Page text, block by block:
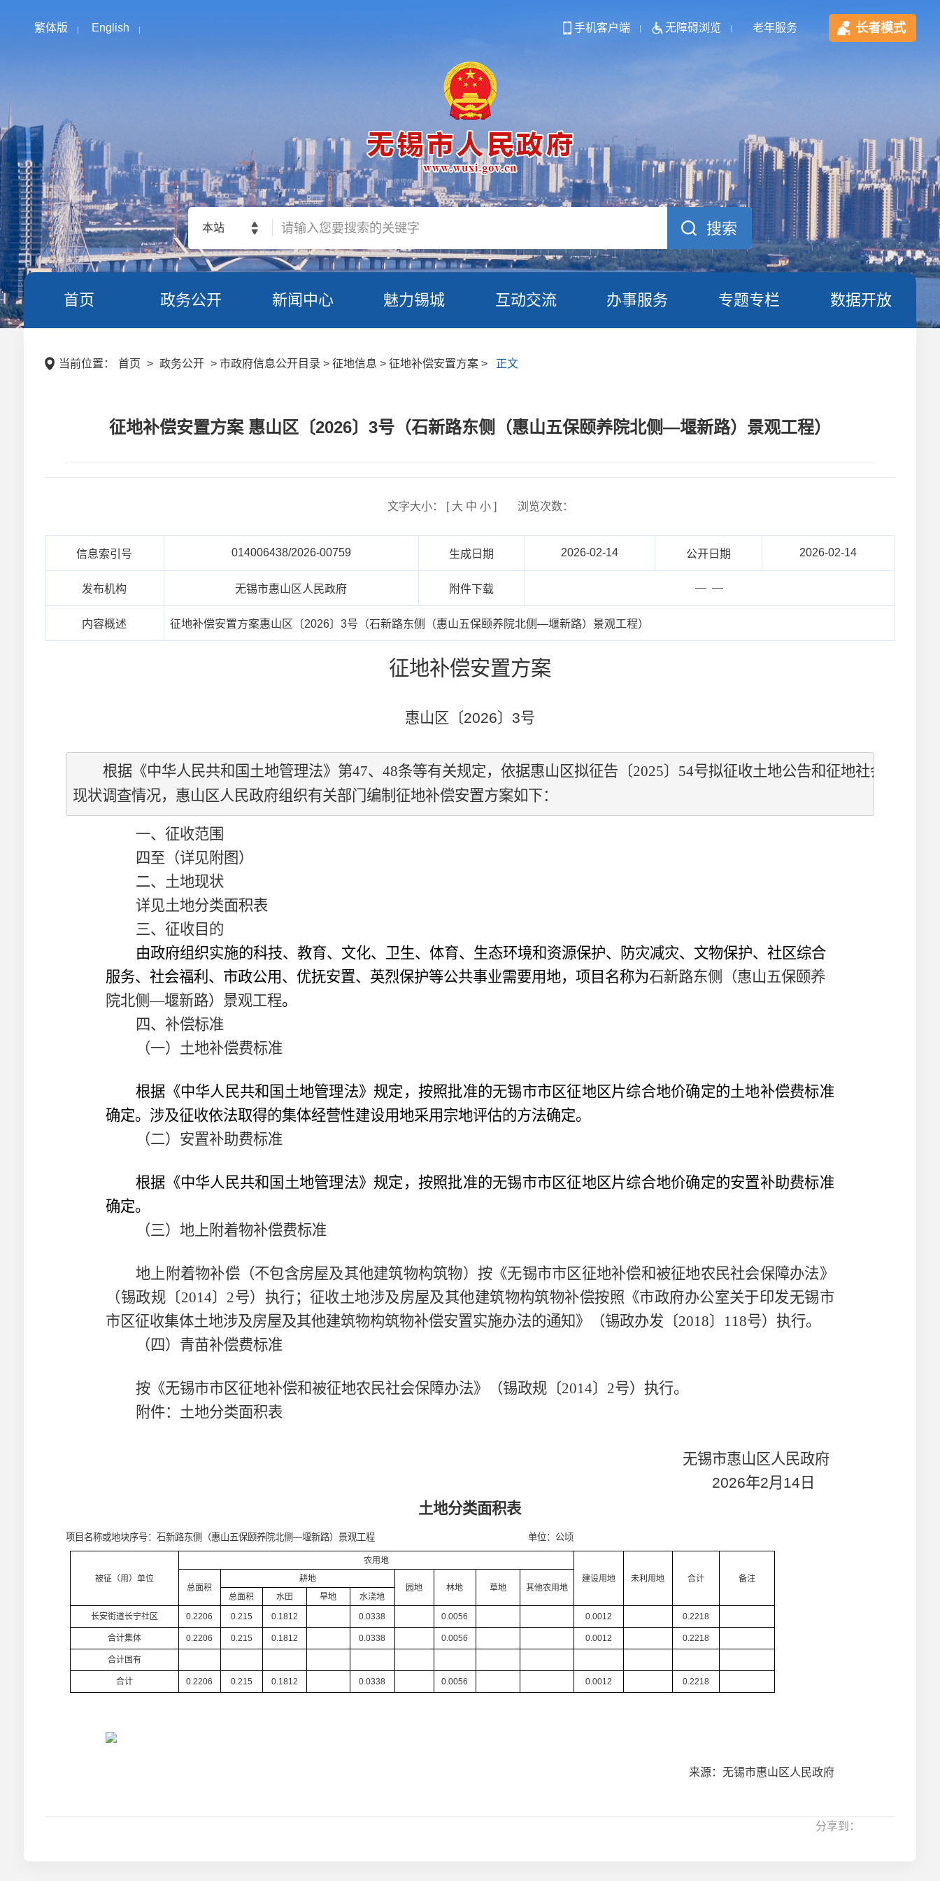
繁体版 English 手机客户端 无障碍浏览 老年服务 长者模式
本站
首页 政务公开 新闻中心 魅力锡城 互动交流 办事服务 专题专栏 数据开放
当前位置： 首页 > 政务公开 > 市政府信息公开目录 > 征地信息 > 征地补偿安置方案 > 正文
征地补偿安置方案 惠山区〔2026〕3号（石新路东侧（惠山五保颐养院北侧—堰新路）景观工程）
文字大小： [ 大 中 小] 浏览次数：
信息索引号 014006438/2026-00759 生成日期 2026-02-14 公开日期 2026-02-14
发布机构 无锡市惠山区人民政府 附件下载 — —
内容概述 征地补偿安置方案惠山区〔2026〕3号（石新路东侧（惠山五保颐养院北侧—堰新路）景观工程）
征地补偿安置方案
惠山区〔2026〕 3号
根据《中华人民共和国 土地管理法》第47、 48条等有关规定，依据惠山区拟征告〔2025〕 54号拟征收土地公告和征地社会稳定风
现状调查情况，惠山区人民政府组织有关部门编制征地补偿安置方案如下：
一、征收范围
四至（详见附图）
二、土地现状
详见土地分类面积表
三、征收目的
由政府组织实施的科技、教育、文化、卫生、体育、生态环境和资源保护、防灾减灾、文物保护、社区综合
服务、社会福利、市政公用、优抚安置、英烈保护等公共事业需要用地，项目名称为石新路东侧（惠山五保颐养
院北侧—堰新路）景观工程。
四、补偿标准
（一）土地补偿费标准
根据《中华人民共和国土地管理法》规定，按照批准的无锡市市区征地区片综合地价确定的土地补偿费标准
确定。涉及征收依法取得的集体经营性建设用地采用宗地评估的方法确定。
（二）安置补助费标准
根据《中华人民共和国土地管理法》规定，按照批准的无锡市市区征地区片综合地价确定的安置补助费标准
确定。
（三）地上附着物补偿费标准
地上附着物补偿（不包含房屋及其他建筑物构筑物）按《无锡市市区征地补偿和被征地农民社会保障办法》
（锡政规〔2014〕 2号）执行；征收土地涉及房屋及其他建筑物构筑物补偿按照《市政府办公室关于印发无锡市
市区征收集体土地涉及房屋及其他建筑物构筑物补偿安置实施办法的通知》（锡政办发〔2018〕 118号）执行。
（四）青苗补偿费标准
按《无锡市市区征地补偿和被征地农民社会保障办法》（锡政规〔2014〕 2号）执行。
附件：土地分类面积表
无锡市惠山区人民政府
2026年2月 14 日
土地分类面积表
项目名称或地块序号：石新路东侧（惠山五保颐养院北侧—堰新路）景观工程 单位：公顷
被征（用）单位
农用地
建设用地
未利用地 合计
备注
总面积
耕地
园地
林地 草地
其他农用地
总面积
水田 旱地
水浇地
长安街道长宁社区
0.2206 0.215 0.1812 0.0338 0.0056 0.0012 0.2218
合计集体 0.2206 0.215 0.1812 0.0338 0.0056 0.0012 0.2218
合计国有
合计 0.2206 0.215 0.1812 0.0338 0.0056 0.0012 0.2218
来源：无锡市惠山区人民政府
分享到：